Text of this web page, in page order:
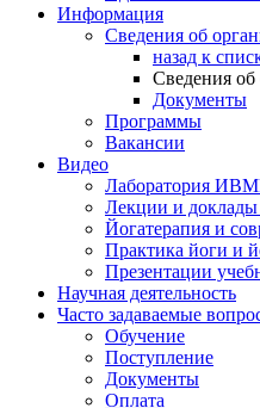
Информация
Сведения об
назад к
Сведения об
Документы
Программы
Вакансии
Видео
Лаборатория
Лекции и доклады
Йогатерапия и
Практика йоги и
Презентации
Научная деятельность
Часто задаваемые
Обучение
Поступление
Документы
Оплата